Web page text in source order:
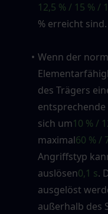
12,5 % / 15 % /
% erreicht sind.
Wenn der
des Trägers
entsprechende
sich um10 % /
maximal60 % /
Angriffstyp
auslösen0,1 s.
ausgelöst
außerhalb des